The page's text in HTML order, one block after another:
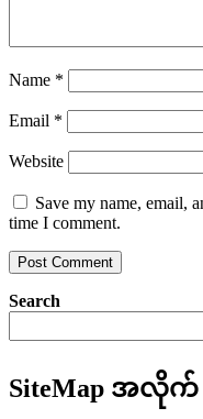
Name *
Email *
Website
Save my name, email,
time I comment.
Search
SiteMap အလိုက်